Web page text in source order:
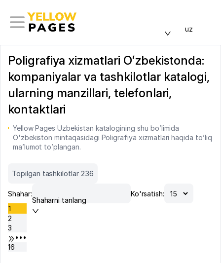
uz
Poligrafiya xizmatlari Oʻzbekistonda:
kompaniyalar va tashkilotlar katalogi,
ularning manzillari, telefonlari,
kontaktlari
Yellow Pages Uzbekistan katalogining shu bo’limida
O'zbekiston mintaqasidagi Poligrafiya xizmatlari haqida to’liq
ma’lumot to’plangan.
Topilgan tashkilotlar 236
Shahar:
Shaharni tanlang
Ko'rsatish:
1
2
3
•••
16